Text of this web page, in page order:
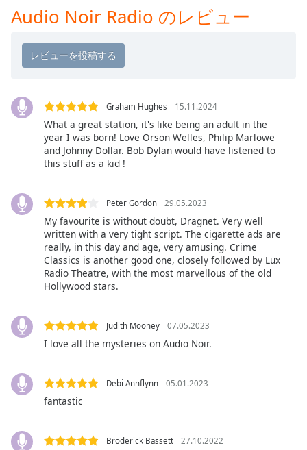
Text
Text
Background
Background
Style
Audio Noir Radio のレビュー
Graham Hughes 15.11.2024
What a great station, it's like being an adult in the
year I was born! Love Orson Welles, Philip Marlowe
and Johnny Dollar. Bob Dylan would have listened to
this stuff as a kid !
Peter Gordon 29.05.2023
My favourite is without doubt, Dragnet. Very well
written with a very tight script. The cigarette ads are
really, in this day and age, very amusing. Crime
Classics is another good one, closely followed by Lux
Radio Theatre, with the most marvellous of the old
Hollywood stars.
Judith Mooney 07.05.2023
I love all the mysteries on Audio Noir.
Debi Annflynn 05.01.2023
fantastic
Broderick Bassett 27.10.2022